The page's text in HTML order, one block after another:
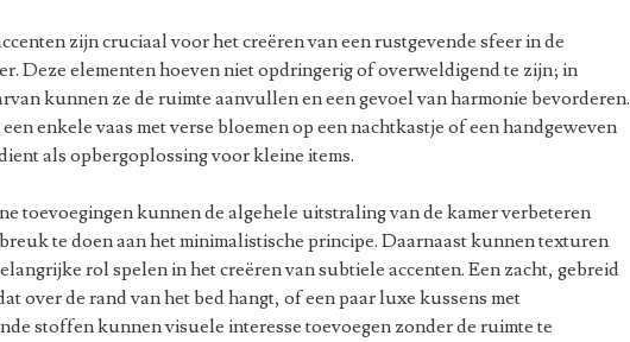
zijn cruciaal voor het creëren van een rustgevende sfeer in de
Deze elementen hoeven niet opdringerig of overweldigend te zijn; in
kunnen ze de ruimte aanvullen en een gevoel van harmonie bevorderen.
enkele vaas met verse bloemen op een nachtkastje of een handgeweven
als opbergoplossing voor kleine items.
toevoegingen kunnen de algehele uitstraling van de kamer verbeteren
te doen aan het minimalistische principe. Daarnaast kunnen texturen
rol spelen in het creëren van subtiele accenten. Een zacht, gebreid
over de rand van het bed hangt, of een paar luxe kussens met
stoffen kunnen visuele interesse toevoegen zonder de ruimte te